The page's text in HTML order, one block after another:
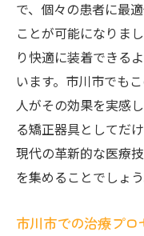
で、個々の患者に最
ことが可能になりま
り快適に装着できる
います。市川市でも
人がその効果を実感
る矯正器具としてだ
現代の革新的な医療
を集めることでしょう
市川市での治療プロ